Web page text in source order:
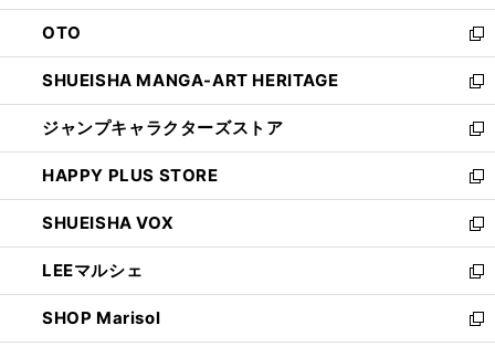
ウ
で
開
く
ン
ド
ウ
で
開
く
OTO
新
し
い
ウ
ィ
ン
ド
ウ
で
開
く
SHUEISHA MANGA-ART HERITAGE
新
し
い
ウ
ィ
ン
ド
ウ
で
開
く
ジャンプキャラクターズストア
新
し
い
ウ
ィ
ン
ド
ウ
で
開
HAPPY PLUS STORE
新
し
い
ウ
ィ
ン
ド
ウ
SHUEISHA VOX
新
し
い
ウ
ィ
ン
LEEマルシェ
新
し
い
ウ
SHOP Marisol
新
し